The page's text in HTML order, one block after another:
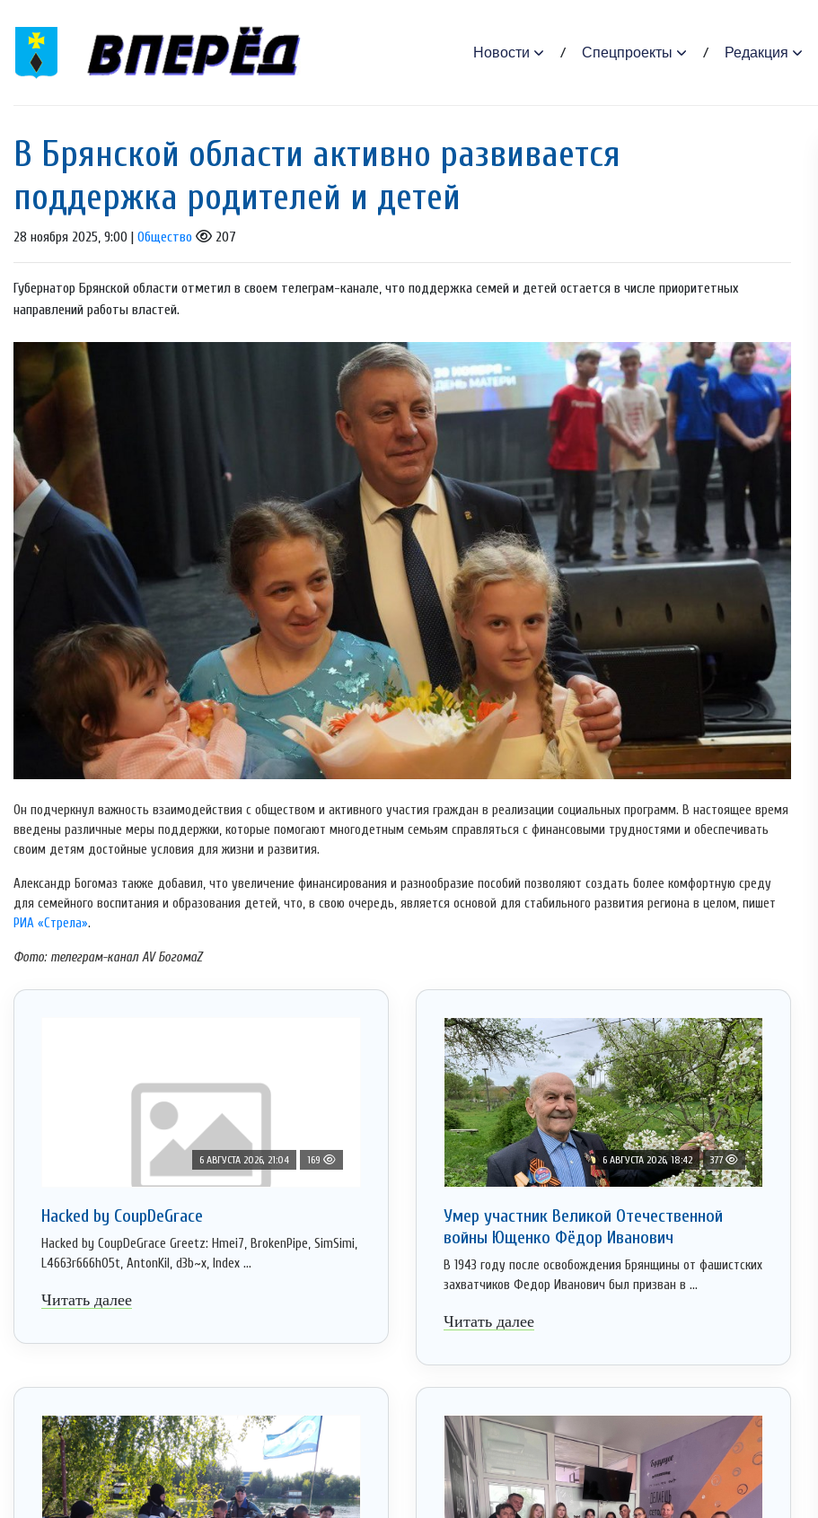
Новости Спецпроекты Редакция
В Брянской области активно развивается
поддержка родителей и детей
28 ноября 2025, 9:00 | Общество 207
Губернатор Брянской области отметил в своем телеграм-канале, что поддержка семей и детей остается в числе приоритетных
направлений работы властей.
Он подчеркнул важность взаимодействия с обществом и активного участия граждан в реализации социальных программ. В настоящее время
введены различные меры поддержки, которые помогают многодетным семьям справляться с финансовыми трудностями и обеспечивать
своим детям достойные условия для жизни и развития.
Александр Богомаз также добавил, что увеличение финансирования и разнообразие пособий позволяют создать более комфортную среду
для семейного воспитания и образования детей, что, в свою очередь, является основой для стабильного развития региона в целом, пишет
РИА «Стрела».
Фото: телеграм-канал AV БогомаZ
6 АВГУСТА 2026, 21:04 169
Hacked by CoupDeGrace
Hacked by CoupDeGrace Greetz: Hmei7, BrokenPipe, SimSimi,
L4663r666h05t, AntonKil, d3b~x, Index ...
Читать далее
6 АВГУСТА 2026, 18:42 377
Умер участник Великой Отечественной
войны Ющенко Фёдор Иванович
В 1943 году после освобождения Брянщины от фашистских
захватчиков Федор Иванович был призван в ...
Читать далее